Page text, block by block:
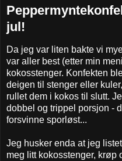
jul!
Da jeg var liten bakte vi
var aller best (etter min
kokosstenger. Konfekten
deigen til stenger eller
rullet dem i kokos til slutt.
dobbel og trippel porsjon -
forsvinne sporløst...
Jeg husker enda at jeg
meg litt kokosstenger, krøp